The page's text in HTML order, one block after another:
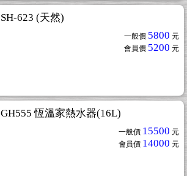
SH-623 (天然)
一般價 5800 元
會員價 5200 元
GH555 恆溫家熱水器(16L)
一般價 15500 元
會員價 14000 元